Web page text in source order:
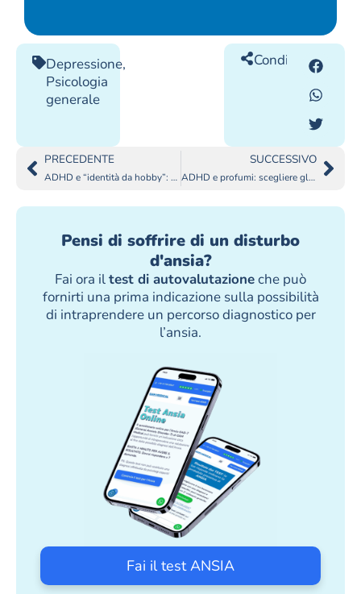
Depressione,
Psicologia
generale
Condividilo
PRECEDENTE
ADHD e “identità da hobby”: quando ciò che fai dice quello che sei
SUCCESSIVO
ADHD e profumi: scegliere gli aromi per concentrarsi meglio
Pensi di soffrire di un disturbo
d'ansia?
Fai ora iltest di autovalutazioneche può
fornirti una prima indicazione sulla possibilità
di intraprendere un percorso diagnostico per
l’ansia.
Fai il test ANSIA